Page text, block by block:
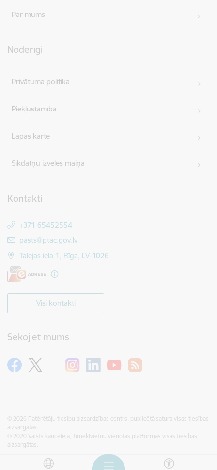
Par mums
Noderīgi
Privātuma politika
Piekļūstamība
Lapas karte
Sīkdatņu izvēles maiņa
Kontakti
+371 65452554
E-pasts:
pasts@ptac.gov.lv
Talejas iela 1, Rīga, LV-1026
Visi kontakti
Sekojiet mums
© 2026 Patērētāju tiesību aizsardzības centrs, publicētā satura visas tiesības
aizsargātas.
© 2020 Valsts kanceleja, Tīmekļvietņu vienotās platformas visas tiesības
aizsargātas.